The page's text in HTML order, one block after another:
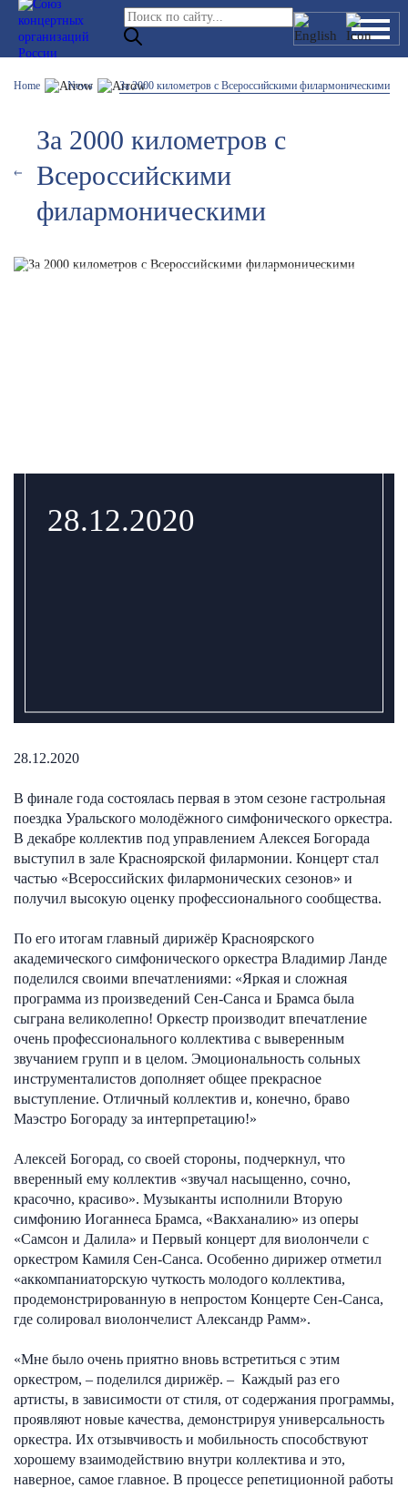
Home News За 2000 километров с Всероссийскими филармоническими
За 2000 километров с
Всероссийскими
филармоническими
28.12.2020
28.12.2020
В финале года состоялась первая в этом сезоне гастрольная
поездка Уральского молодёжного симфонического оркестра.
В декабре коллектив под управлением Алексея Богорада
выступил в зале Красноярской филармонии. Концерт стал
частью «Всероссийских филармонических сезонов» и
получил высокую оценку профессионального сообщества.
По его итогам главный дирижёр Красноярского
академического симфонического оркестра Владимир Ланде
поделился своими впечатлениями: «Яркая и сложная
программа из произведений Сен-Санса и Брамса была
сыграна великолепно! Оркестр производит впечатление
очень профессионального коллектива с выверенным
звучанием групп и в целом. Эмоциональность сольных
инструменталистов дополняет общее прекрасное
выступление. Отличный коллектив и, конечно, браво
Маэстро Богораду за интерпретацию!»
Алексей Богорад, со своей стороны, подчеркнул, что
вверенный ему коллектив «звучал насыщенно, сочно,
красочно, красиво». Музыканты исполнили Вторую
симфонию Иоганнеса Брамса, «Вакханалию» из оперы
«Самсон и Далила» и Первый концерт для виолончели с
оркестром Камиля Сен-Санса. Особенно дирижер отметил
«аккомпаниаторскую чуткость молодого коллектива,
продемонстрированную в непростом Концерте Сен-Санса,
где солировал виолончелист Александр Рамм».
«Мне было очень приятно вновь встретиться с этим
оркестром, – поделился дирижёр. – Каждый раз его
артисты, в зависимости от стиля, от содержания программы,
проявляют новые качества, демонстрируя универсальность
оркестра. Их отзывчивость и мобильность способствуют
хорошему взаимодействию внутри коллектива и это,
наверное, самое главное. В процессе репетиционной работы